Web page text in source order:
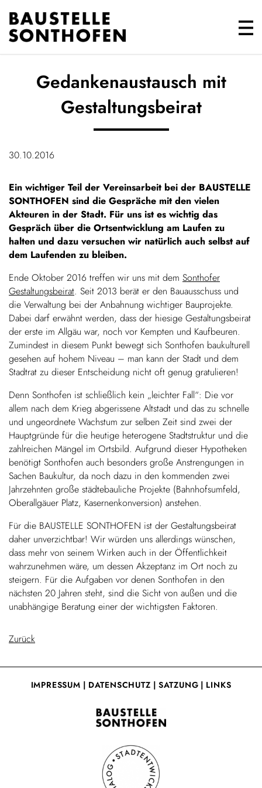
Gedankenaustausch mit
Gestaltungsbeirat
30.10.2016
Ein wichtiger Teil der Vereinsarbeit bei der BAUSTELLE
SONTHOFEN sind die Gespräche mit den vielen
Akteuren in der Stadt. Für uns ist es wichtig das
Gespräch über die Ortsentwicklung am Laufen zu
halten und dazu versuchen wir natürlich auch selbst auf
dem Laufenden zu bleiben.
Ende Oktober 2016 treffen wir uns mit dem Sonthofer
Gestaltungsbeirat. Seit 2013 berät er den Bauausschuss und
die Verwaltung bei der Anbahnung wichtiger Bauprojekte.
Dabei darf erwähnt werden, dass der hiesige Gestaltungsbeirat
der erste im Allgäu war, noch vor Kempten und Kaufbeuren.
Zumindest in diesem Punkt bewegt sich Sonthofen baukulturell
gesehen auf hohem Niveau – man kann der Stadt und dem
Stadtrat zu dieser Entscheidung nicht oft genug gratulieren!
Denn Sonthofen ist schließlich kein „leichter Fall“: Die vor
allem nach dem Krieg abgerissene Altstadt und das zu schnelle
und ungeordnete Wachstum zur selben Zeit sind zwei der
Hauptgründe für die heutige heterogene Stadtstruktur und die
zahlreichen Mängel im Ortsbild. Aufgrund dieser Hypotheken
benötigt Sonthofen auch besonders große Anstrengungen in
Sachen Baukultur, da noch dazu in den kommenden zwei
Jahrzehnten große städtebauliche Projekte (Bahnhofsumfeld,
Oberallgäuer Platz, Kasernenkonversion) anstehen.
Für die BAUSTELLE SONTHOFEN ist der Gestaltungsbeirat
daher unverzichtbar! Wir würden uns allerdings wünschen,
dass mehr von seinem Wirken auch in der Öffentlichkeit
wahrzunehmen wäre, um dessen Akzeptanz im Ort noch zu
steigern. Für die Aufgaben vor denen Sonthofen in den
nächsten 20 Jahren steht, sind die Sicht von außen und die
unabhängige Beratung einer der wichtigsten Faktoren.
Zurück
IMPRESSUM | DATENSCHUTZ | SATZUNG | LINKS